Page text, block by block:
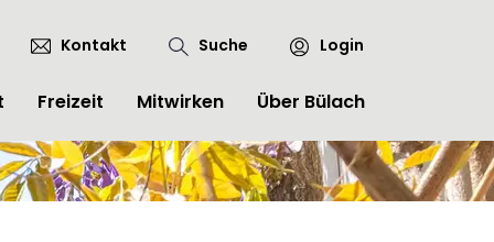
Kontakt Login
Suche
Freizeit Mitwirken Über Bülach